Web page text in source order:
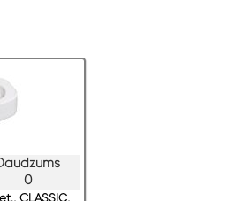
0
CLASSIC,